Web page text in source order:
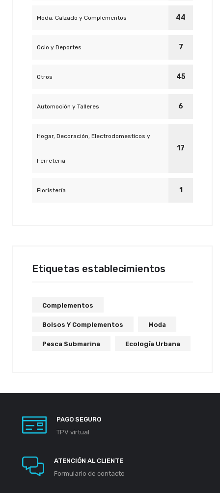
Moda, Calzado y Complementos 44
Ocio y Deportes 7
Otros 45
Automoción y Talleres 6
Hogar, Decoración, Electrodomesticos y
Ferreteria
17
Floristería 1
Etiquetas establecimientos
Complementos
Bolsos Y Complementos Moda
Pesca Submarina Ecología Urbana
PAGO SEGURO
TPV virtual
ATENCIÓN AL CLIENTE
Formulario de contacto